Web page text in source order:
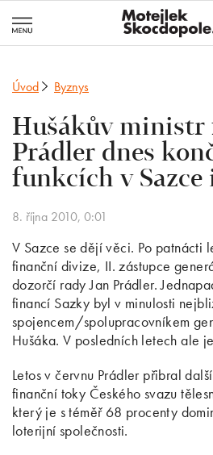
Úvod Byznys
Hušákův ministr
Prádler dnes
funkcích v Sazce
8. října 2010, 0:01
V Sazce se dějí věci. Po patnácti
finanční divize, II. zástupce
dozorčí rady Jan Prádler.
financí Sazky byl v minulosti
spojencem/spolupracovníkem
Hušáka. V posledních letech ale
Letos v červnu Prádler přibral
finanční toky Českého svazu
který je s téměř 68 procenty
loterijní společnosti.